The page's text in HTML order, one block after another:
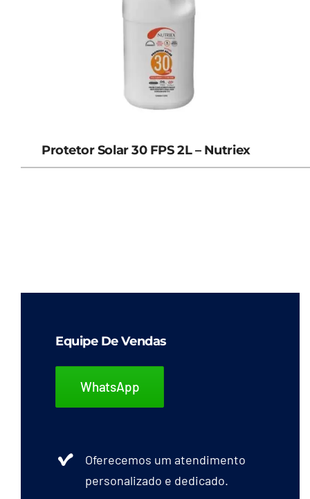
Protetor Solar 30 FPS 2L – Nutriex
Equipe De Vendas
WhatsApp
Oferecemos um atendimento
personalizado e dedicado.